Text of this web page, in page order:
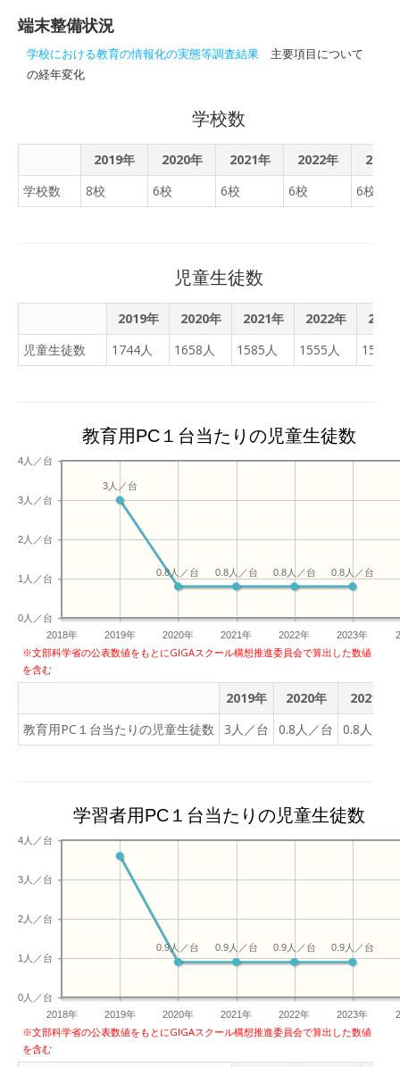
みました。思い通りに走行
す。
ブレットを慎重に扱ってい
思います。
ということについて考えを
学習」の続きを行いまし
ットを使って、自らの職業
適性を調べていきました。
意外な結果が出て驚く生徒
に使って、学習に活用して
ほしいですね。
端末整備状況
学校における教育の情報化の実態等調査結果 主要項目について
の経年変化
学校数
2019年 2020年 2021年 2022年
2023
学校数
8校 6校 6校 6校 6校
児童生徒数
2019年 2020年 2021年 2022年
2023
児童生徒数
1744人 1658人 1585人 1555人 1529
教育用PC１台当たりの児童生徒数
2018年 2019年 2020年 2021年 2022年 2023年
0人／台
1人／台
2人／台
3人／台
4人／台
0.8人／台
0.8人／台
0.8人／台
0.8人／台
3人／台
※文部科学省の公表数値をもとにGIGAスクール構想推進委員会で算出した数値
を含む
2019年 2020年
2021年
教育用PC１台当たりの児童生徒数
3人／台 0.8人／台 0.8人／台
学習者用PC１台当たりの児童生徒数
2018年 2019年 2020年 2021年 2022年 2023年
0人／台
1人／台
2人／台
3人／台
4人／台
0.9人／台
0.9人／台
0.9人／台
0.9人／台
※文部科学省の公表数値をもとにGIGAスクール構想推進委員会で算出した数値
を含む